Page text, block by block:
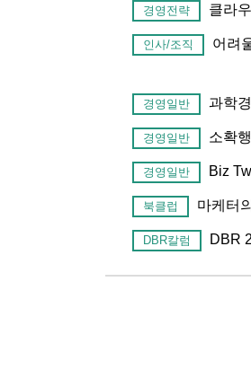
경영전략 클라
인사/조직 어려
경영일반 과학
경영일반 소확
경영일반 Biz
북클럽 마케터
DBR칼럼 DBR